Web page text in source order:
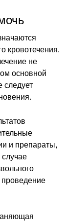
кровотечения.
не
основной
следует
и препараты,
проведение